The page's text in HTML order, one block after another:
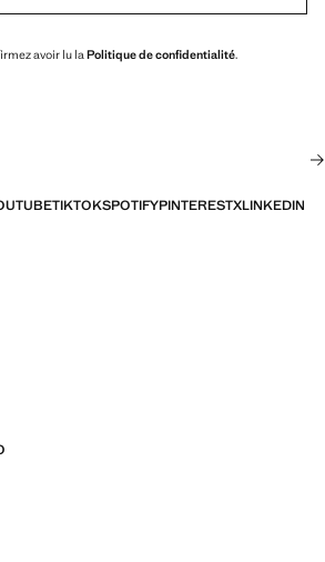
avoir lu la Politique de confidentialité.
TIKTOKSPOTIFYPINTERESTXLINKEDIN